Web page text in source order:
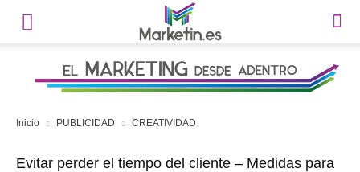
Inicio PUBLICIDAD CREATIVIDAD
Evitar perder el tiempo del cliente – Medidas para